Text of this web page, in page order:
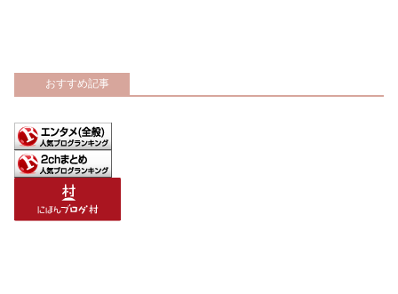
おすすめ記事